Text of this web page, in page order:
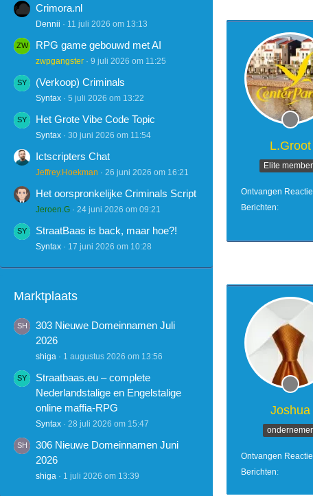
Crimora.nl
Dennii 11 juli 2026 om 13:13
RPG game gebouwd met AI
zwpgangster 9 juli 2026 om 11:25
(Verkoop) Criminals
Syntax 5 juli 2026 om 13:22
Het Grote Vibe Code Topic
Syntax 30 juni 2026 om 11:54
Ictscripters Chat
Jeffrey.Hoekman 26 juni 2026 om 16:21
Het oorspronkelijke Criminals Script
Jeroen.G 24 juni 2026 om 09:21
StraatBaas is back, maar hoe?!
Syntax 17 juni 2026 om 10:28
Marktplaats
303 Nieuwe Domeinnamen Juli
2026
shiga 1 augustus 2026 om 13:56
Straatbaas.eu – complete
Nederlandstalige en Engelstalige
online maffia-RPG
Syntax 28 juli 2026 om 15:47
306 Nieuwe Domeinnamen Juni
2026
shiga 1 juli 2026 om 13:39
L.Groot
Elite
Ontvangen
Berichten
Joshua
ondernemer
Ontvangen
Berichten